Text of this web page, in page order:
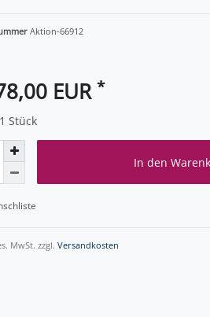
Aktion-66912
EUR *
1 Stück
In den
MwSt. zzgl. Versandkosten